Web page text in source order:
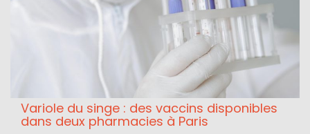
Variole du singe : des vaccins disponibles
dans deux pharmacies à Paris